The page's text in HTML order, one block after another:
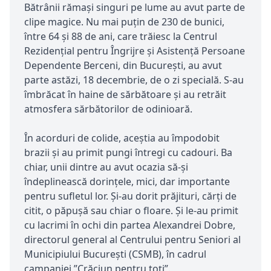
Bătrânii rămași singuri pe lume au avut parte de
clipe magice. Nu mai puțin de 230 de bunici,
între 64 și 88 de ani, care trăiesc la Centrul
Rezidenţial pentru Îngrijre şi Asistenţă Persoane
Dependente Berceni, din București, au avut
parte astăzi, 18 decembrie, de o zi specială. S-au
îmbrăcat în haine de sărbătoare și au retrăit
atmosfera sărbătorilor de odinioară.
În acorduri de colide, aceștia au împodobit
brazii și au primit pungi întregi cu cadouri. Ba
chiar, unii dintre au avut ocazia să-și
îndeplinească dorințele, mici, dar importante
pentru sufletul lor. Și-au dorit prăjituri, cărți de
citit, o păpușă sau chiar o floare. Și le-au primit
cu lacrimi în ochi din partea Alexandrei Dobre,
directorul general al Centrului pentru Seniori al
Municipiului Bucureşti (CSMB), în cadrul